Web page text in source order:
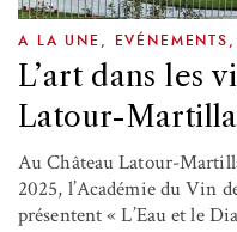
A LA UNE EVÉNEMENTS
L’art dans les
Latour-
Au Château Latour-
2025, l’Académie du Vin
présentent « L’Eau et le